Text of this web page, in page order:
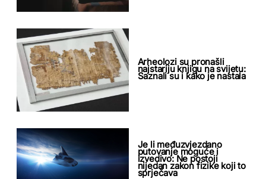
Arheolozi su pronašli
najstariju knjigu na svijetu:
Saznali su i kako je nastala
Je li međuzvjezdano
putovanje moguće i
izvedivo: Ne postoji
nijedan zakon fizike koji to
sprječava